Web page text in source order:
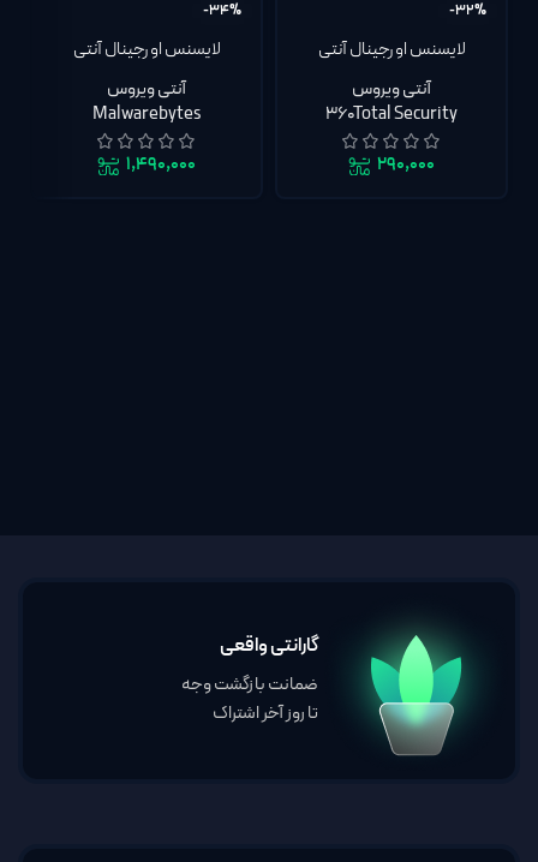
-32%
لایسنس اورجینال آنتی
ویروس 360Total Security
آنتی ویروس
360Total Security
۲۹۰,۰۰۰
-34%
لایسنس اورجینال آنتی
ویروس Malwarebytes
آنتی ویروس
Malwarebytes
۱,۴۹۰,۰۰۰
گارانتی واقعی
ضمانت بازگشت وجه
تا روز آخر اشتراک